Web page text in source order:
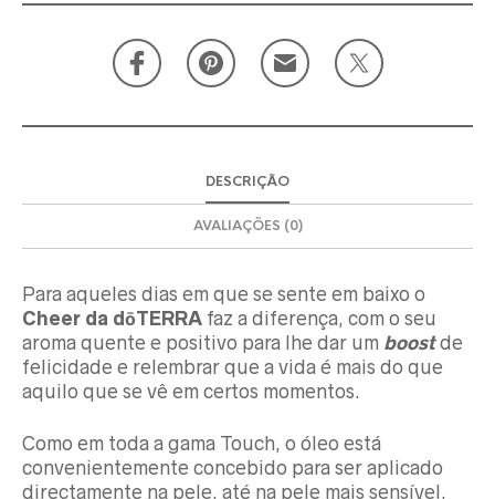
DESCRIÇÃO
AVALIAÇÕES (0)
Para aqueles dias em que se sente em baixo o
Cheer da dōTERRA faz a diferença, com o seu
aroma quente e positivo para lhe dar um boostde
felicidade e relembrar que a vida é mais do que
aquilo que se vê em certos momentos.
Como em toda a gama Touch, o óleo está
convenientemente concebido para ser aplicado
directamente na pele, até na pele mais sensível,